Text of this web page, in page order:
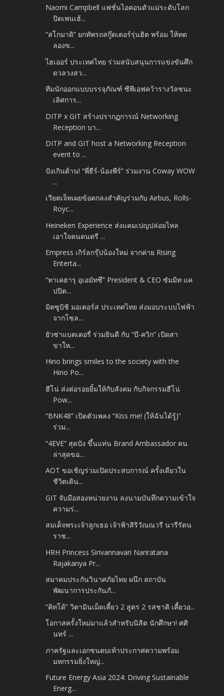
Naomi Campbell แฟชั่นไอคอนตัวแม่ระดับโลก
ปิดเพนเฮ้...
“สโกมาดิ” ยกทัพรถสกู๊ตเตอร์รุ่นฮิต พร้อม ให้ทด
ลองข...
ไฮเออร์ ประเทศไทย ร่วมสนับสนุนการแข่งขันศึก
ดวลวงสว...
ทีมนักออกแบบบรรจุภัณฑ์ ซีพีเอฟคว้ารางวัลชนะ
เลิศการ...
DITP x GIT สร้างปรากฏการณ์ Networking
Reception บา...
DITP and GIT host a Networking Reception
event to ...
ปังเกินต้าน! “พี่ธีร์-น้องพีร์” ร่วมงาน Coway WOW
...
เวียตเจ็ทเผยข้อตกลงสำคัญร่วมกับ Airbus, Rolls-
Royc...
Heineken Experience ส่งแคมเปญปล่อยไหล
เอาใจคนดนตรี ...
Empress เกิร์ลกรุ๊ปน้องใหม่ จากค่าย Rising
Enterta...
“ทาเคฮารุ อุเอมัทซึ” President & CEO ซัมมิท แค
ปปิต...
มิตซูบิชิ มอเตอร์ส ประเทศไทย ส่งมอบระบบไฟฟ้า
จากโซล...
ยัวซ่าแบตเตอรี่ ร่วมยินดี กับ “บี-ควิก” เปิดสา
ขาให...
Hino brings smiles to the society with the
Hino Po...
ฮีโน่ ส่งต่อรอยยิ้มให้กับสังคม กับกิจกรรมฮีโน่
Pow...
“BNK48” เปิดตัวเพลง “Kiss me! (ให้ฉันได้รู้)”
ร่วม...
“4EVE” สุดปัง ขึ้นแท่น Brand Ambassador คน
ล่าสุดขอ...
AOT ขอเชิญร่วมเปิดประสบการณ์ ครั้งเดียวใน
ชีวิตเดิน...
GIT จับมือสองหน่วยงาน ลงนามบันทึกความเข้าใจ
ความร่...
สมเด็จพระเจ้าลูกเธอ เจ้าฟ้าสิริวัณณวรี นารีรัตน
ราช...
HRH Princess Sirivannavari Nariratana
Rajakanya Pr...
สมาคมประกันวินาศภัยไทย ผนึก สถาบัน
พัฒนาการประกันภั...
“คิทโด้” วิตามินเม็ดเคี้ยว 2 สูตร 2 รสชาติ เคี้ยวอ...
โอกาสครั้งใหม่มาแล้วสำหรับนิสิต นักศึกษา! ศศิ
นทร์ ...
ภาครัฐและเอกชนตบเท้าประกาศความพร้อม
มหกรรมยิ่งใหญ่...
Future Energy Asia 2024: Driving Sustainable
Energ...